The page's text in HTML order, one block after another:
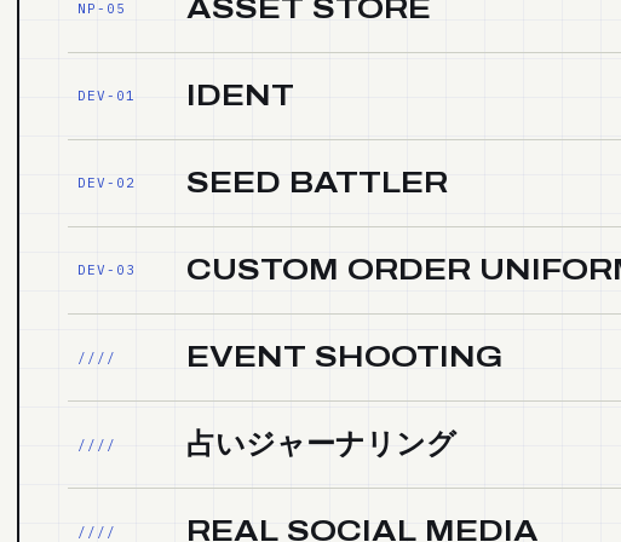
NP-05 ASSET STORE
DEV-01 IDENT
DEV-02 SEED BATTLER
DEV-03 CUSTOM ORDER
//// EVENT SHOOTING
//// 占いジャーナリング
//// REAL SOCIAL MEDIA